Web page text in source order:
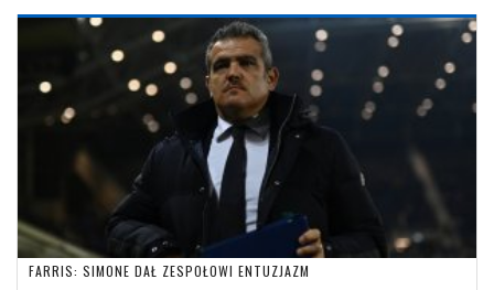
FARRIS: SIMONE DAŁ ZESPOŁOWI ENTUZJAZM